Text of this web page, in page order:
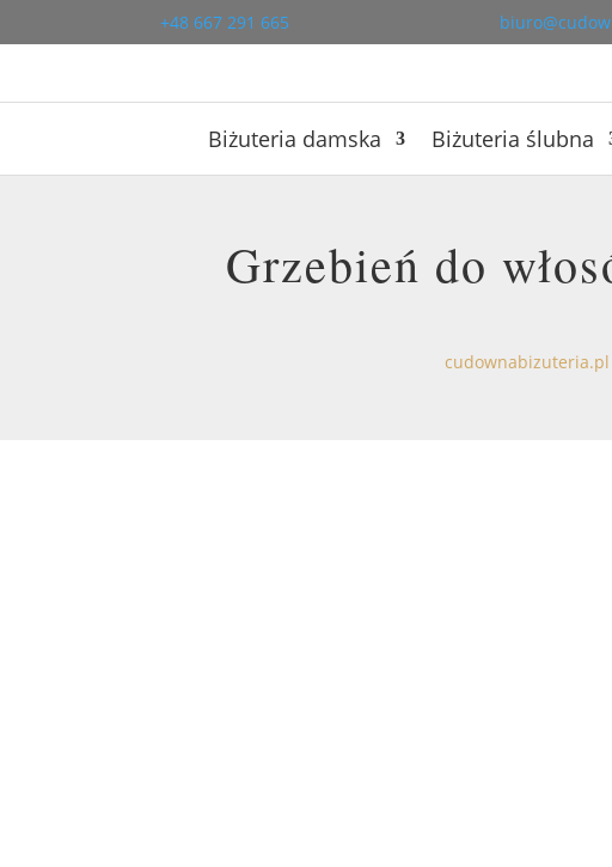
+48 667 291 665
Biżuteria damska Biżuteria ślubna
Grzebień do
cudownabizuteria.pl